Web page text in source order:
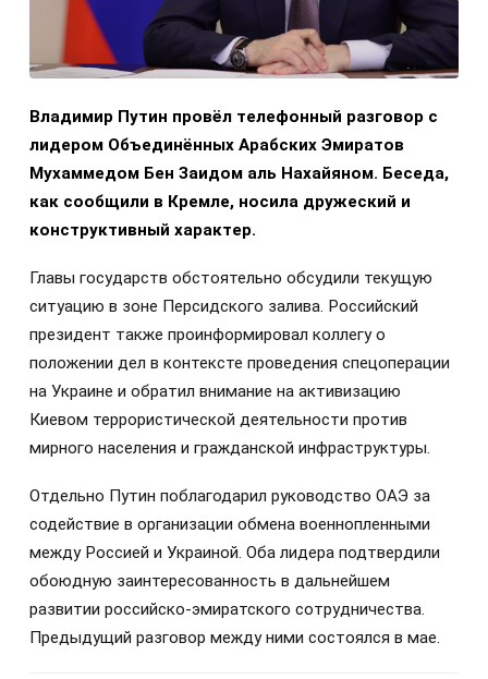
Владимир Путин провёл телефонный разговор с
лидером Объединённых Арабских Эмиратов
Мухаммедом Бен Заидом аль Нахайяном. Беседа,
как сообщили в Кремле, носила дружеский и
конструктивный характер.
Главы государств обстоятельно обсудили текущую
ситуацию в зоне Персидского залива. Российский
президент также проинформировал коллегу о
положении дел в контексте проведения спецоперации
на Украине и обратил внимание на активизацию
Киевом террористической деятельности против
мирного населения и гражданской инфраструктуры.
Отдельно Путин поблагодарил руководство ОАЭ за
содействие в организации обмена военнопленными
между Россией и Украиной. Оба лидера подтвердили
обоюдную заинтересованность в дальнейшем
развитии российско-эмиратского сотрудничества.
Предыдущий разговор между ними состоялся в мае.